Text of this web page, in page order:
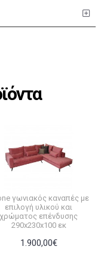
γωνιακός καναπές με
επιλογή υλικού και
χρώματος επένδυσης
290x230x100 εκ
1.900,00€